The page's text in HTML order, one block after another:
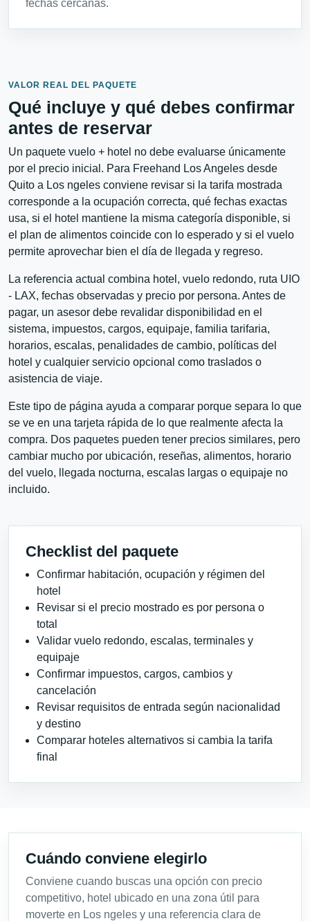
fechas cercanas.
VALOR REAL DEL PAQUETE
Qué incluye y qué debes confirmar
antes de reservar
Un paquete vuelo + hotel no debe evaluarse únicamente
por el precio inicial. Para Freehand Los Angeles desde
Quito a Los ngeles conviene revisar si la tarifa mostrada
corresponde a la ocupación correcta, qué fechas exactas
usa, si el hotel mantiene la misma categoría disponible, si
el plan de alimentos coincide con lo esperado y si el vuelo
permite aprovechar bien el día de llegada y regreso.
La referencia actual combina hotel, vuelo redondo, ruta UIO
- LAX, fechas observadas y precio por persona. Antes de
pagar, un asesor debe revalidar disponibilidad en el
sistema, impuestos, cargos, equipaje, familia tarifaria,
horarios, escalas, penalidades de cambio, políticas del
hotel y cualquier servicio opcional como traslados o
asistencia de viaje.
Este tipo de página ayuda a comparar porque separa lo que
se ve en una tarjeta rápida de lo que realmente afecta la
compra. Dos paquetes pueden tener precios similares, pero
cambiar mucho por ubicación, reseñas, alimentos, horario
del vuelo, llegada nocturna, escalas largas o equipaje no
incluido.
Checklist del paquete
Confirmar habitación, ocupación y régimen del
hotel
Revisar si el precio mostrado es por persona o
total
Validar vuelo redondo, escalas, terminales y
equipaje
Confirmar impuestos, cargos, cambios y
cancelación
Revisar requisitos de entrada según nacionalidad
y destino
Comparar hoteles alternativos si cambia la tarifa
final
Cuándo conviene elegirlo
Conviene cuando buscas una opción con precio
competitivo, hotel ubicado en una zona útil para
moverte en Los ngeles y una referencia clara de